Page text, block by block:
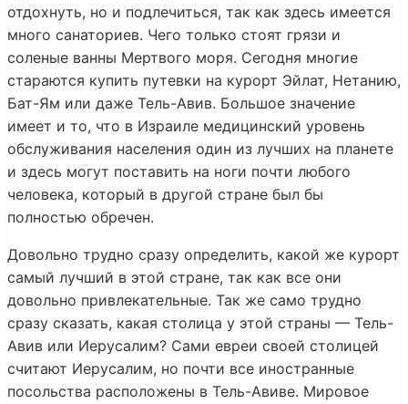
отдохнуть, но и подлечиться, так как здесь имеется
много санаториев. Чего только стоят грязи и
соленые ванны Мертвого моря. Сегодня многие
стараются купить путевки на курорт Эйлат, Нетанию,
Бат-Ям или даже Тель-Авив. Большое значение
имеет и то, что в Израиле медицинский уровень
обслуживания населения один из лучших на планете
и здесь могут поставить на ноги почти любого
человека, который в другой стране был бы
полностью обречен.
Довольно трудно сразу определить, какой же курорт
самый лучший в этой стране, так как все они
довольно привлекательные. Так же само трудно
сразу сказать, какая столица у этой страны — Тель-
Авив или Иерусалим? Сами евреи своей столицей
считают Иерусалим, но почти все иностранные
посольства расположены в Тель-Авиве. Мировое